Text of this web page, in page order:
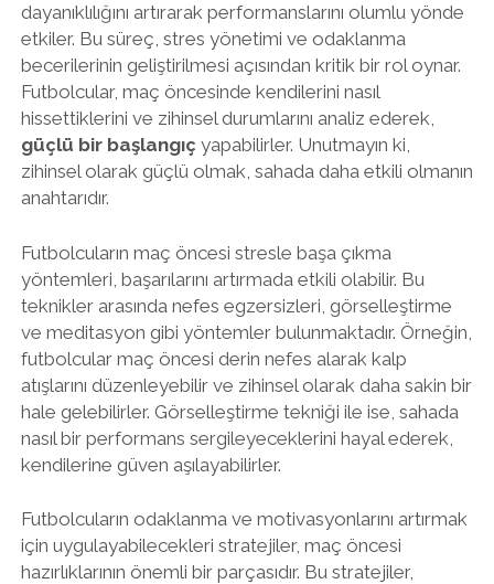
dayanıklılığını artırarak performanslarını olumlu yönde
etkiler. Bu süreç, stres yönetimi ve odaklanma
becerilerinin geliştirilmesi açısından kritik bir rol oynar.
Futbolcular, maç öncesinde kendilerini nasıl
hissettiklerini ve zihinsel durumlarını analiz ederek,
güçlü bir başlangıç yapabilirler. Unutmayın ki,
zihinsel olarak güçlü olmak, sahada daha etkili olmanın
anahtarıdır.
Futbolcuların maç öncesi stresle başa çıkma
yöntemleri, başarılarını artırmada etkili olabilir. Bu
teknikler arasında nefes egzersizleri, görselleştirme
ve meditasyon gibi yöntemler bulunmaktadır. Örneğin,
futbolcular maç öncesi derin nefes alarak kalp
atışlarını düzenleyebilir ve zihinsel olarak daha sakin bir
hale gelebilirler. Görselleştirme tekniği ile ise, sahada
nasıl bir performans sergileyeceklerini hayal ederek,
kendilerine güven aşılayabilirler.
Futbolcuların odaklanma ve motivasyonlarını artırmak
için uygulayabilecekleri stratejiler, maç öncesi
hazırlıklarının önemli bir parçasıdır. Bu stratejiler,